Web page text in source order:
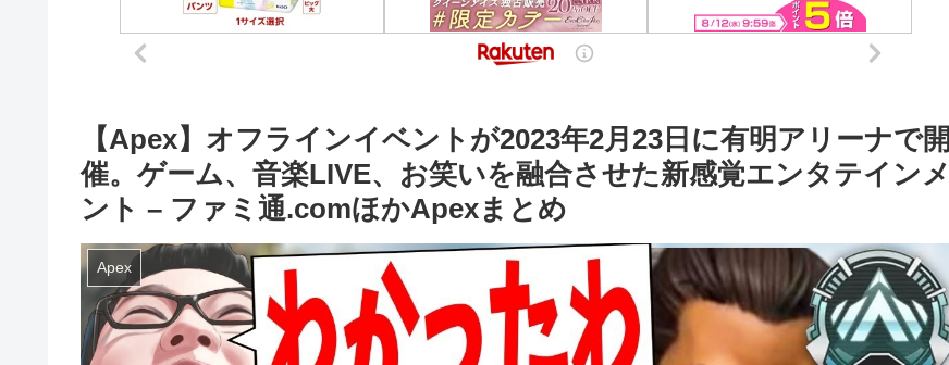
【Apex】オフラインイベントが2023年2月23日に有明アリーナで開
催。ゲーム、音楽LIVE、お笑いを融合させた新感覚エンタテインメ
ント – ファミ通.comほかApexまとめ
Apex